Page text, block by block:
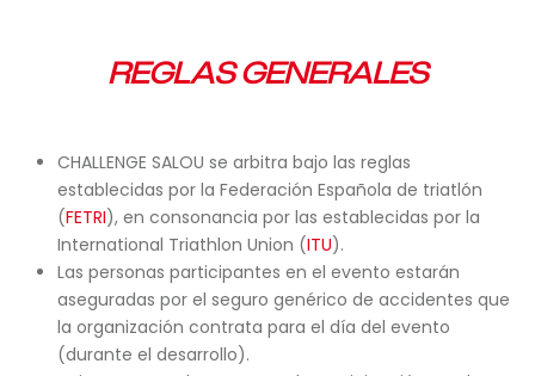
REGLAS GENERALES
CHALLENGE SALOU se arbitra bajo las reglas
establecidas por la Federación Española de triatlón
(FETRI), en consonancia por las establecidas por la
International Triathlon Union (ITU).
Las personas participantes en el evento estarán
aseguradas por el seguro genérico de accidentes que
la organización contrata para el día del evento
(durante el desarrollo).